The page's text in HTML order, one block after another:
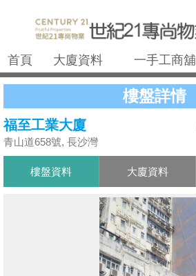
首頁 大廈資料 一手工商舖
樓盤詳情
福至工業大廈
青山道658號, 長沙灣
樓盤資料 大廈資料